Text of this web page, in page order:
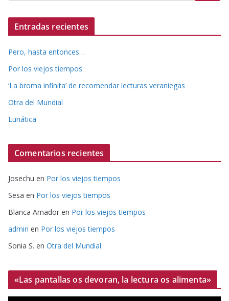
Entradas recientes
Pero, hasta entonces…
Por los viejos tiempos
‘La broma infinita’ de recomendar lecturas veraniegas
Otra del Mundial
Lunática
Comentarios recientes
Josechu en Por los viejos tiempos
Sesa en Por los viejos tiempos
Blanca Amador en Por los viejos tiempos
admin en Por los viejos tiempos
Sonia S. en Otra del Mundial
«Las pantallas os devoran, la lectura os alimenta»